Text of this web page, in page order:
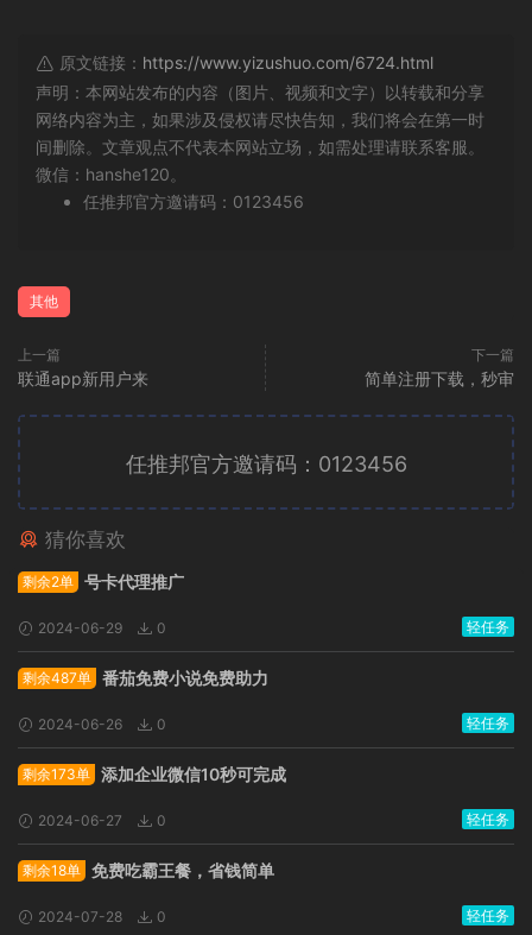
原文链接： https://www.yizushuo.com/6724.html
声明：本网站发布的内容（图片、视频和文字）以转载和分享
网络内容为主，如果涉及侵权请尽快告知，我们将会在第一时
间删除。文章观点不代表本网站立场，如需处理请联系客服。
微信：hanshe120。
任推邦官方邀请码：0123456
其他
上一篇
联通app新用户来
下一篇
简单注册下载，秒审
任推邦官方邀请码：0123456
猜你喜欢
剩余2单 号卡代理推广
2024-06-29 0 轻任务
剩余487单 番茄免费小说免费助力
2024-06-26 0 轻任务
剩余173单 添加企业微信10秒可完成
2024-06-27 0 轻任务
剩余18单 免费吃霸王餐，省钱简单
2024-07-28 0 轻任务